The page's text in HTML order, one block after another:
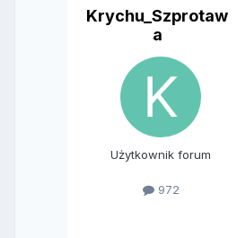
Krychu_Szprotaw
a
Użytkownik forum
972